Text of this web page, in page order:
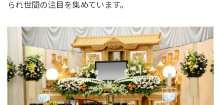
られ世間の注目を集めています。